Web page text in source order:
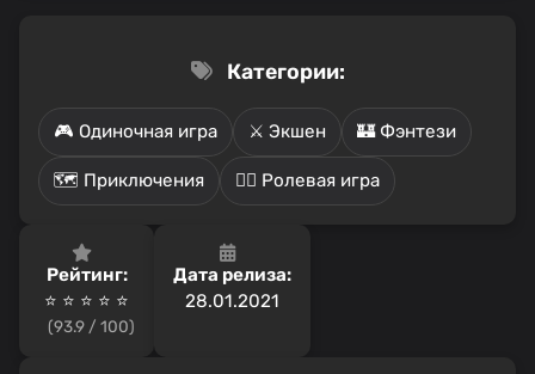
Категории:
🎮 Одиночная игра ⚔️ Экшен 🏰 Фэнтези
🗺️ Приключения 🧙‍♂️ Ролевая игра
Рейтинг:
⭐ ⭐ ⭐ ⭐ ⭐️
(93.9 / 100)
Дата релиза:
28.01.2021